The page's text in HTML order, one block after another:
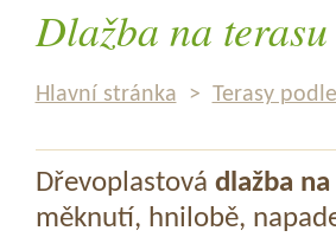
Dlažba na
Hlavní stránka > Terasy
Dřevoplastová dlažba
měknutí, hnilobě,